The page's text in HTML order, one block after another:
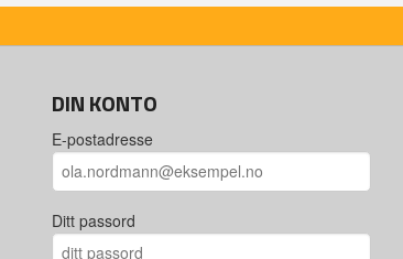
DIN KONTO
E-postadresse
Ditt passord